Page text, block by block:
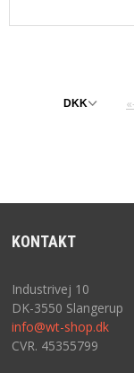
KONTAKT
Industrivej 10
DK-3550 Slangerup
info@wt-shop.dk
CVR. 45355799